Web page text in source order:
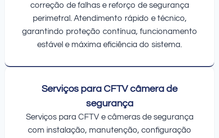
correção de falhas e reforço de segurança
perimetral. Atendimento rápido e técnico,
garantindo proteção contínua, funcionamento
estável e máxima eficiência do sistema.
Serviços para CFTV câmera de
segurança
Serviços para CFTV e câmeras de segurança
com instalação, manutenção, configuração